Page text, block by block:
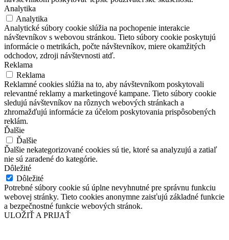
Analytika
Analytika
Analytické súbory cookie slúžia na pochopenie interakcie
návštevníkov s webovou stránkou. Tieto súbory cookie poskytujú
informácie o metrikách, počte návštevníkov, miere okamžitých
odchodov, zdroji návštevnosti atď.
Reklama
Reklama
Reklamné cookies slúžia na to, aby návštevníkom poskytovali
relevantné reklamy a marketingové kampane. Tieto súbory cookie
sledujú návštevníkov na rôznych webových stránkach a
zhromažďujú informácie za účelom poskytovania prispôsobených
reklám.
Ďalšie
Ďalšie
Ďalšie nekategorizované cookies sú tie, ktoré sa analyzujú a zatiaľ
nie sú zaradené do kategórie.
Dôležité
Dôležité
Potrebné súbory cookie sú úplne nevyhnutné pre správnu funkciu
webovej stránky. Tieto cookies anonymne zaisťujú základné funkcie
a bezpečnostné funkcie webových stránok.
ULOŽIŤ A PRIJAŤ